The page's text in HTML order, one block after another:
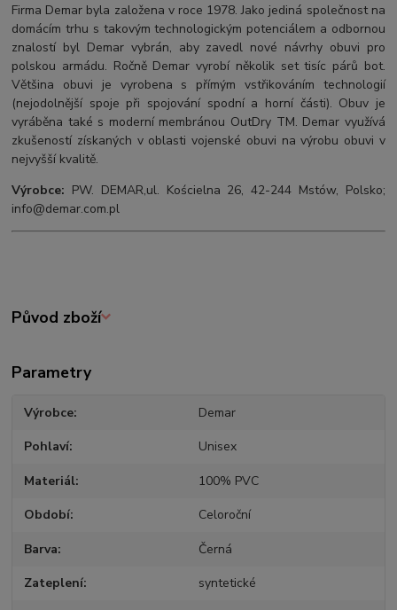
Firma Demar byla založena v roce 1978. Jako jediná společnost na
domácím trhu s takovým technologickým potenciálem a odbornou
znalostí byl Demar vybrán, aby zavedl nové návrhy obuvi pro
polskou armádu. Ročně Demar vyrobí několik set tisíc párů bot.
Většina obuvi je vyrobena s přímým vstřikováním technologií
(nejodolnější spoje při spojování spodní a horní části). Obuv je
vyráběna také s moderní membránou OutDry TM. Demar využívá
zkušeností získaných v oblasti vojenské obuvi na výrobu obuvi v
nejvyšší kvalitě.
Výrobce: PW. DEMAR,ul. Kościelna 26, 42-244 Mstów, Polsko;
info@demar.com.pl
Původ zboží
Parametry
Výrobce Demar
Pohlaví Unisex
Materiál 100% PVC
Období Celoroční
Barva Černá
Zateplení syntetické